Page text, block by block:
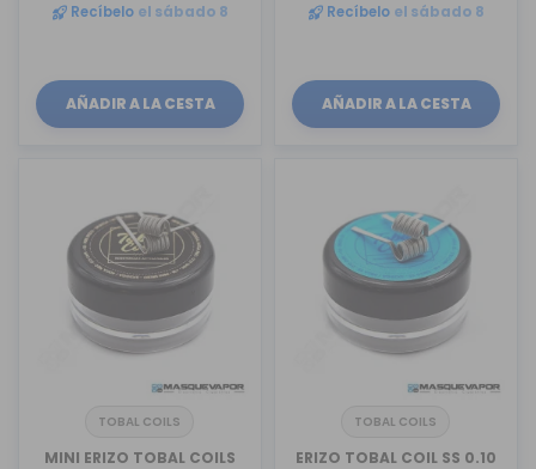
Recíbelo el sábado 8
AÑADIR A LA CESTA
Recíbelo el sábado 8
AÑADIR A LA CESTA
TOBAL COILS
MINI ERIZO TOBAL COILS
TOBAL COILS
ERIZO TOBAL COIL SS 0.10